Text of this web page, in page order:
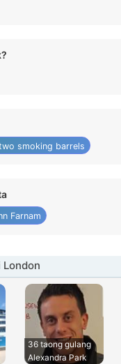
smoking barrels
Farnam
36 taong gulang
Alexandra Park